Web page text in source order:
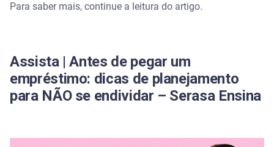
Canais oficiais de atendimento
Para saber mais, continue a leitura do artigo.
Assista | Antes de pegar um
empréstimo: dicas de planejamento
para NÃO se endividar – Serasa Ensina